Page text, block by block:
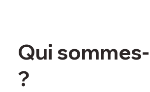
Qui
?